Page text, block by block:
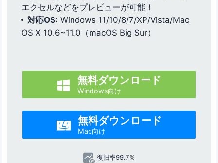
エクセルなどをプレビューが可能！
対応OS: Windows 11/10/8/7/XP/Vista/Mac
OS X 10.6~11.0（macOS Big Sur）
 無料ダウンロード
Windows向け
 無料ダウンロード
Mac向け
復旧率99.7％